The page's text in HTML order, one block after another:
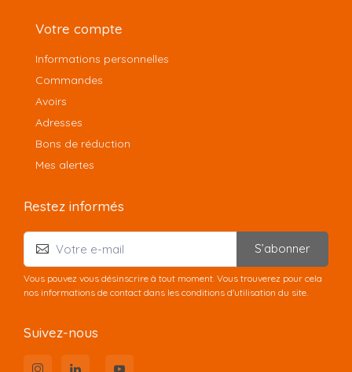
Votre compte
Informations personnelles
Commandes
Avoirs
Adresses
Bons de réduction
Mes alertes
Restez informés
S’abonner
Vous pouvez vous désinscrire à tout moment. Vous trouverez pour cela
nos informations de contact dans les conditions d'utilisation du site.
Suivez-nous